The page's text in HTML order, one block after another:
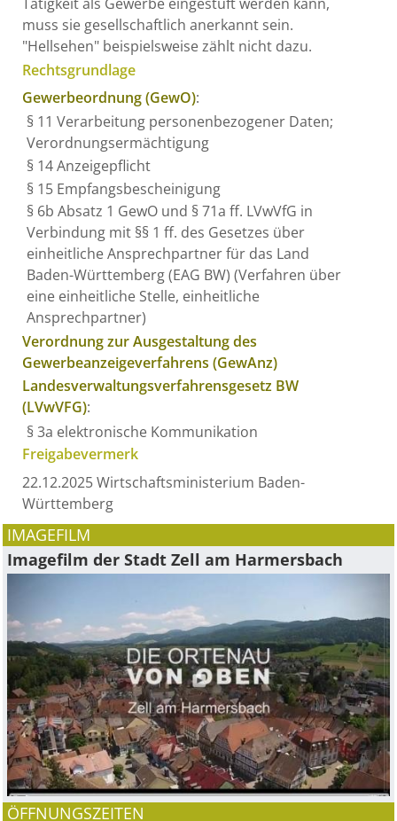
muss sie gesellschaftlich anerkannt sein.
"Hellsehen" beispielsweise zählt nicht dazu.
Rechtsgrundlage
Gewerbeordnung (GewO):
§ 11 Verarbeitung personenbezogener Daten;
Verordnungsermächtigung
§ 14 Anzeigepflicht
§ 15 Empfangsbescheinigung
§ 6b Absatz 1 GewO und § 71a ff. LVwVfG in
Verbindung mit §§ 1 ff. des Gesetzes über
einheitliche Ansprechpartner für das Land
Baden-Württemberg (EAG BW) (Verfahren über
eine einheitliche Stelle, einheitliche
Ansprechpartner)
Verordnung zur Ausgestaltung des
Gewerbeanzeigeverfahrens (GewAnz)
Landesverwaltungsverfahrensgesetz BW
(LVwVFG):
§ 3a elektronische Kommunikation
Freigabevermerk
22.12.2025 Wirtschaftsministerium Baden-
Württemberg
IMAGEFILM
Imagefilm der Stadt Zell am Harmersbach
ÖFFNUNGSZEITEN